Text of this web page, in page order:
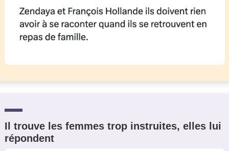
Il trouve les femmes trop instruites, elles lui
répondent